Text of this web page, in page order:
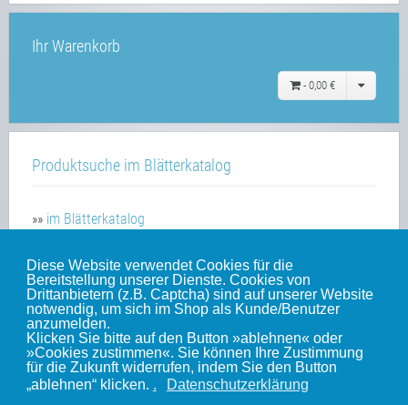
Diese Website verwendet Cookies für die
Bereitstellung unserer Dienste. Cookies von
Drittanbietern (z.B. Captcha) sind auf unserer Website
notwendig, um sich im Shop als Kunde/Benutzer
anzumelden.
Klicken Sie bitte auf den Button »ablehnen« oder
»Cookies zustimmen«. Sie können Ihre Zustimmung
für die Zukunft widerrufen, indem Sie den Button
„ablehnen“ klicken. . Datenschutzerklärung
Ihr Warenkorb
- 0,00 €
Produktsuche im Blätterkatalog
»» im Blätterkatalog
Unsere weiteren Websites
Weinert-Blog
mein Gleis